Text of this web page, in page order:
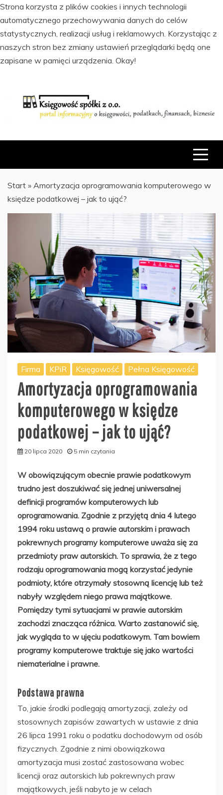
Strona korzysta z plików cookies i innych technologii
automatycznego przechowywania danych do celów
statystycznych, realizacji usług i reklamowych. Korzystając z
naszych stron bez zmiany ustawień przeglądarki będą one
zapisane w pamięci urządzenia. Okay!
FINANSACH I BIZNESIE
Start » Amortyzacja oprogramowania komputerowego w
księdze podatkowej – jak to ująć?
Firma KPiR Księgowość Pełna Księgowość
Amortyzacja oprogramowania
komputerowego w księdze
podatkowej – jak to ująć?
20 lipca 2020 5 min czytania
W obowiązującym obecnie prawie podatkowym
trudno jest doszukiwać się jednej uniwersalnej
definicji programów komputerowych lub
oprogramowania. Zgodnie z przyjętą dnia 4 lutego
1994 roku ustawą o prawie autorskim i prawach
pokrewnych programy komputerowe uważa się za
przedmioty praw autorskich. To sprawia, że z tego
rodzaju oprogramowania mogą korzystać jedynie
podmioty, które otrzymały stosowną licencję lub też
nabyły względem niego prawa majątkowe.
Pomiędzy tymi sytuacjami w prawie autorskim
zachodzi znacząca różnica. Warto zastanowić się,
jak wygląda to w ujęciu podatkowym. Tam bowiem
programy komputerowe traktuje się jako wartości
niematerialne i prawne.
Podstawa prawna
To, jakie środki podlegają amortyzacji, zależy od
stosownych zapisów zawartych w ustawie z dnia
26 lipca 1991 roku o podatku dochodowym od osób
fizycznych. Zgodnie z nimi obowiązkowa
amortyzacja musi zostać zastosowana wobec
licencji oraz autorskich lub pokrewnych praw
majątkowych, jeśli nabyto je w celach